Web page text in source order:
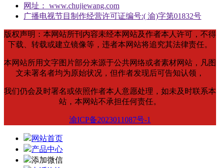
网址： www.chujiewang.com
广播电视节目制作经营许可证编号:( 渝)字第01832号
版权声明：本网站所刊内容未经本网站及作者本人许可，不得
下载、转载或建立镜像等，违者本网站将追究其法律责任。
本网站所用文字图片部分来源于公共网络或者素材网站，凡图
文未署名者均为原始状况，但作者发现后可告知认领，
我们仍会及时署名或依照作者本人意愿处理，如未及时联系本
站，本网站不承担任何责任。
渝ICP备2023011087号-1
网站首页
产品中心
添加微信